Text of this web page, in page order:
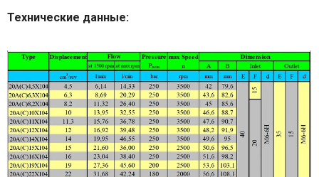
Технические данные: